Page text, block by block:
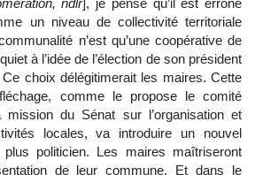
un niveau de collectivité territoriale
n’est qu’une coopérative de
à l’idée de l’élection de son président
choix délégitimerait les maires. Cette
comme le propose le comité
du Sénat sur l’organisation et
locales, va introduire un nouvel
plus politicien. Les maires maîtriseront
de leur commune. Et dans le